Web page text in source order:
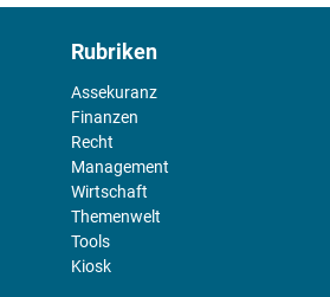
Rubriken
Assekuranz
Finanzen
Recht
Management
Wirtschaft
Themenwelt
Tools
Kiosk